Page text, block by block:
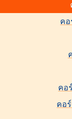
คอ
คอ
คอ